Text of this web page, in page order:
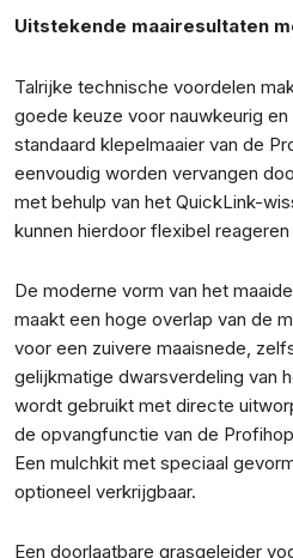
Uitstekende maairesultaten
Talrijke technische voordelen
goede keuze voor nauwkeurig
standaard klepelmaaier van de
eenvoudig worden vervangen
met behulp van het QuickLink-
kunnen hierdoor flexibel
De moderne vorm van het
maakt een hoge overlap van de
voor een zuivere maaisnede,
gelijkmatige dwarsverdeling van
wordt gebruikt met directe
de opvangfunctie van de
Een mulchkit met speciaal
optioneel verkrijgbaar.
Een doorlaatbare grasgeleider